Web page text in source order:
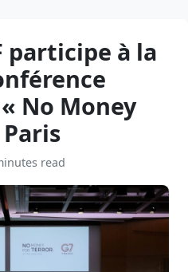
participe à la
No Money
read